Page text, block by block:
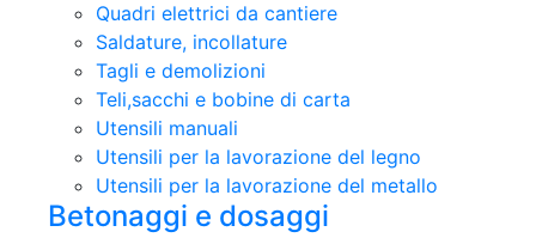
Quadri elettrici da cantiere
Saldature, incollature
Tagli e demolizioni
Teli,sacchi e bobine di carta
Utensili manuali
Utensili per la lavorazione del legno
Utensili per la lavorazione del metallo
Betonaggi e dosaggi